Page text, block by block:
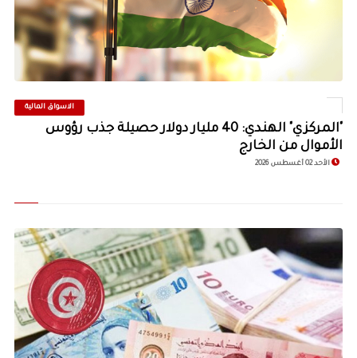
الاسواق المالية
"المركزي" الهندي: 40 مليار دولار حصيلة جذب رؤوس
الأموال من الخارج
الأحد 02 أغسطس 2026